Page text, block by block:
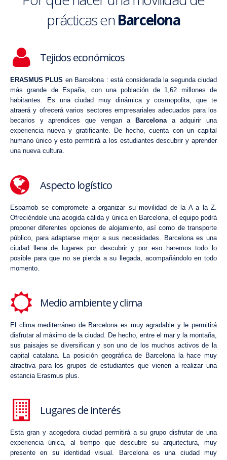
prácticas enBarcelona
Tejidos económicos
ERASMUS PLUS en Barcelona : está considerada la segunda ciudad
más grande de España, con una población de 1,62 millones de
habitantes. Es una ciudad muy dinámica y cosmopolita, que te
atraerá y ofrecerá varios sectores empresariales adecuados para los
becarios y aprendices que vengan a
Barcelona a adquirir una
experiencia nueva y gratificante. De hecho, cuenta con un capital
humano único y esto permitirá a los estudiantes descubrir y aprender
una nueva cultura.
Aspecto logístico
Espamob se compromete a organizar su movilidad de la A a la Z.
Ofreciéndole una acogida cálida y única en Barcelona, el equipo podrá
proponer diferentes opciones de alojamiento, así como de transporte
público, para adaptarse mejor a sus necesidades. Barcelona es una
ciudad llena de lugares por descubrir y por eso haremos todo lo
posible para que no se pierda a su llegada, acompañándolo en todo
momento.
Medio ambiente y clima
El clima mediterráneo de Barcelona es muy agradable y le permitirá
disfrutar al máximo de la ciudad. De hecho, entre el mar y la montaña,
sus paisajes se diversifican y son uno de los muchos activos de la
capital catalana. La posición geográfica de Barcelona la hace muy
atractiva para los grupos de estudiantes que vienen a realizar una
estancia Erasmus plus.
Lugares de interés
Esta gran y acogedora ciudad permitirá a su grupo disfrutar de una
experiencia única, al tiempo que descubre su arquitectura, muy
presente en su identidad visual. Barcelona es una ciudad muy